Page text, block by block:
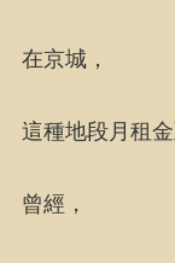
在京城，
這種地段月租金
曾經，